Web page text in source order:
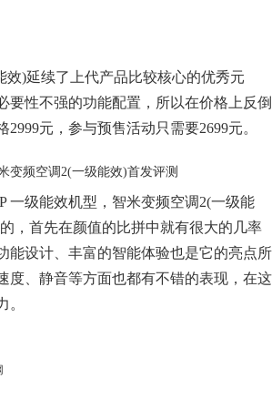
效)延续了上代产品比较核心的优秀元
要性不强的功能配置，所以在价格上反倒
元，参与预售活动只需要2699元。
一级能效机型，智米变频空调2(一级能
，首先在颜值的比拼中就有很大的几率
能设计、丰富的智能体验也是它的亮点所
度、静音等方面也都有不错的表现，在这
。